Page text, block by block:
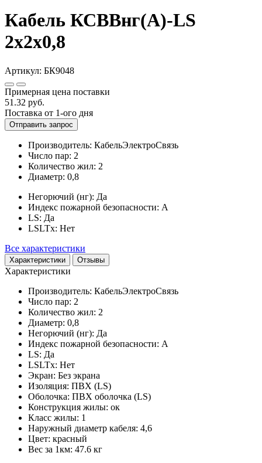
Кабель КСВВнг(A)-LS
2x2x0,8
Артикул: БК9048
Примерная цена поставки
51.32 руб.
Поставка от 1-ого дня
Отправить запрос
Производитель: КабельЭлектроСвязь
Число пар: 2
Количество жил: 2
Диаметр: 0,8
Негорючий (нг): Да
Индекс пожарной безопасности: A
LS: Да
LSLTx: Нет
Все характеристики
Характеристики Отзывы
Характеристики
Производитель: КабельЭлектроСвязь
Число пар: 2
Количество жил: 2
Диаметр: 0,8
Негорючий (нг): Да
Индекс пожарной безопасности: A
LS: Да
LSLTx: Нет
Экран: Без экрана
Изоляция: ПВХ (LS)
Оболочка: ПВХ оболочка (LS)
Конструкция жилы: ок
Класс жилы: 1
Наружный диаметр кабеля: 4,6
Цвет: красный
Вес за 1км: 47.6 кг